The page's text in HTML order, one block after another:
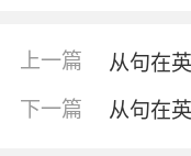
力提升显著。 错
过程。从最初记
加同类题型拓展
跃升。北京师范
上一篇 从句在
下一篇 从句在